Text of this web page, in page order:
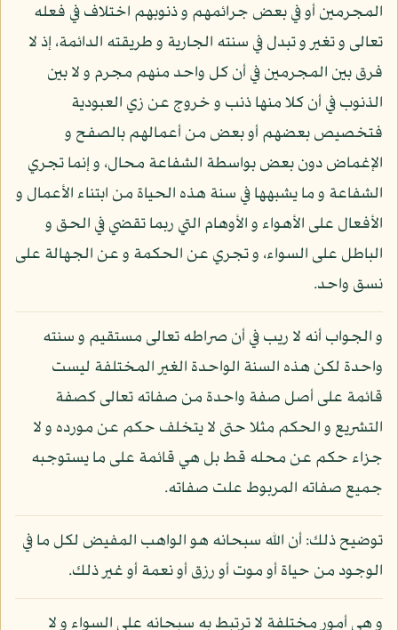
المجرمين أو في بعض جرائمهم و ذنوبهم اختلاف في فعله
تعالى و تغير و تبدل في سنته الجارية و طريقته الدائمة، إذ لا
فرق بين المجرمين في أن كل واحد منهم مجرم و لا بين
الذنوب في أن كلا منها ذنب و خروج عن زي العبودية
فتخصيص بعضهم أو بعض من أعمالهم بالصفح و
الإغماض دون بعض بواسطة الشفاعة محال، و إنما تجري
الشفاعة و ما يشبهها في سنة هذه الحياة من ابتناء الأعمال و
الأفعال على الأهواء و الأوهام التي ربما تقضي في الحق و
الباطل على السواء، و تجري عن الحكمة و عن الجهالة على
نسق واحد.
و الجواب أنه لا ريب في أن صراطه تعالى مستقيم و سنته
واحدة لكن هذه السنة الواحدة الغير المختلفة ليست
قائمة على أصل صفة واحدة من صفاته تعالى كصفة
التشريع و الحكم مثلا حتى لا يتخلف حكم عن مورده و لا
جزاء حكم عن محله قط بل هي قائمة على ما يستوجبه
جميع صفاته المربوط علت صفاته.
توضيح ذلك: أن الله سبحانه هو الواهب المفيض لكل ما في
الوجود من حياة أو موت أو رزق أو نعمة أو غير ذلك.
و هي أمور مختلفة لا ترتبط به سبحانه على السواء و لا